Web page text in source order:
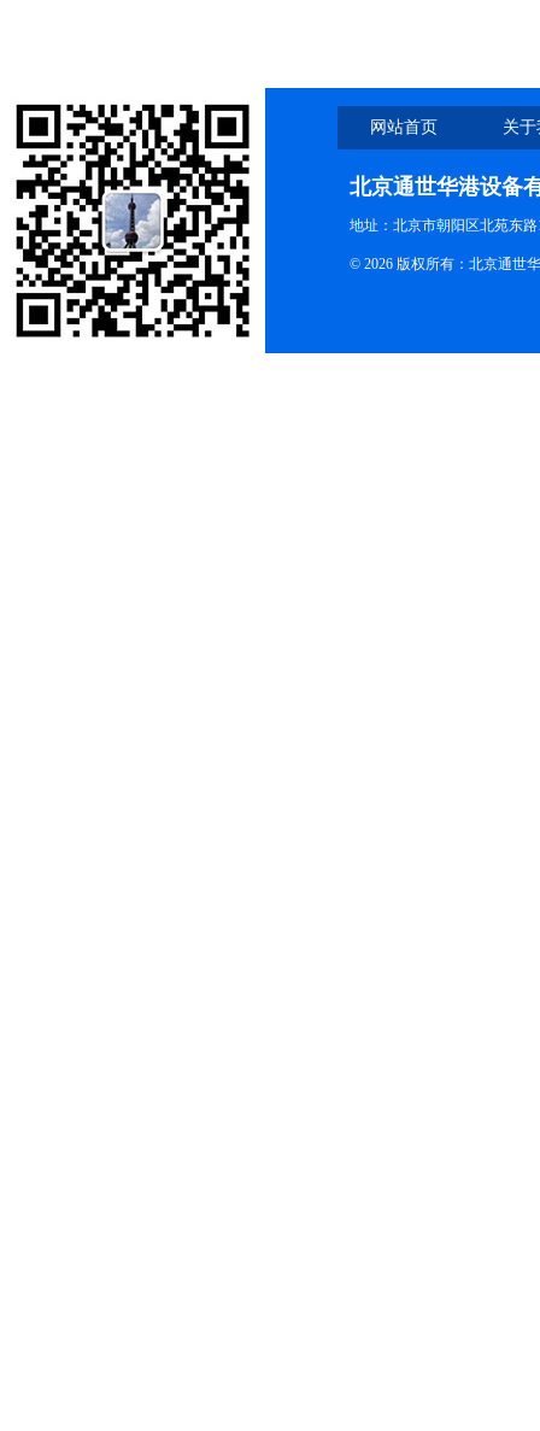
网站首页 关
北京通世华港设备
地址：北京市朝阳区北苑东路
© 2026 版权所有：北京通世